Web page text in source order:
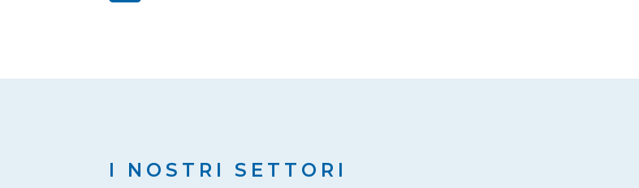
I NOSTRI SETTORI